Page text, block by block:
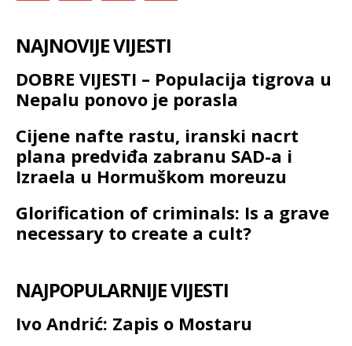
NAJNOVIJE VIJESTI
DOBRE VIJESTI – Populacija tigrova u
Nepalu ponovo je porasla
Cijene nafte rastu, iranski nacrt
plana predviđa zabranu SAD-a i
Izraela u Hormuškom moreuzu
Glorification of criminals: Is a grave
necessary to create a cult?
NAJPOPULARNIJE VIJESTI
Ivo Andrić: Zapis o Mostaru